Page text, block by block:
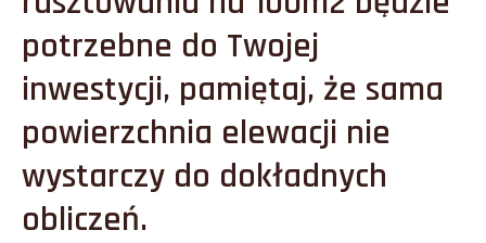
potrzebne do Twojej
inwestycji, pamiętaj, że sama
powierzchnia elewacji nie
wystarczy do dokładnych
obliczeń.